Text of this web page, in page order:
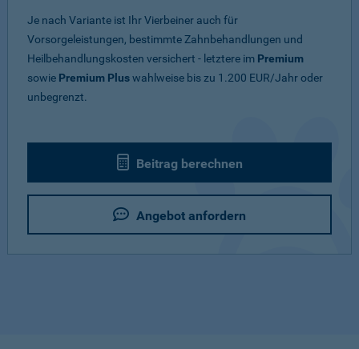
Je nach Variante ist Ihr Vierbeiner auch für
Vorsorgeleistungen, bestimmte Zahnbehandlungen und
Heilbehandlungskosten versichert - letztere im Premium
sowie Premium Pluswahlweise bis zu 1.200 EUR/Jahr oder
unbegrenzt.
Beitrag berechnen
Angebot anfordern